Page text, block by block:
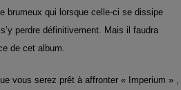
brumeux qui lorsque celle-ci se dissipe
s’y perdre définitivement. Mais il faudra
de cet album.
vous serez prêt à affronter « Imperium » ,